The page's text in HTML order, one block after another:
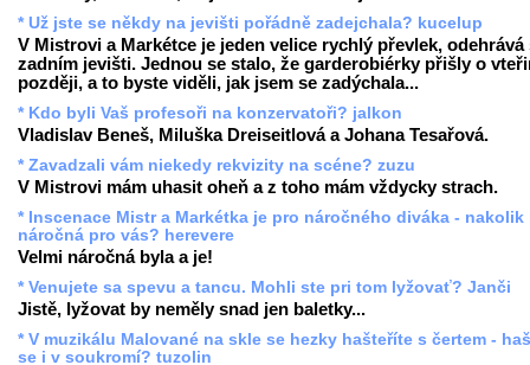
* Už jste se někdy na jevišti pořádně zadejchala? kucelup
V Mistrovi a Markétce je jeden velice rychlý převlek, odehrává
zadním jevišti. Jednou se stalo, že garderobiérky přišly o
později, a to byste viděli, jak jsem se zadýchala...
* Kdo byli Vaš profesoři na konzervatoři? jalkon
Vladislav Beneš, Miluška Dreiseitlová a Johana Tesařová.
* Zavadzali vám niekedy rekvizity na scéne? zuzu
V Mistrovi mám uhasit oheň a z toho mám vždycky strach.
* Inscenace Mistr a Markétka je pro náročného diváka - nakolik
náročná pro vás? herevere
Velmi náročná byla a je!
* Venujete sa spevu a tancu. Mohli ste pri tom lyžovať? Janči
Jistě, lyžovat by neměly snad jen baletky...
* V muzikálu Malované na skle se hezky hašteříte s čertem -
se i v soukromí? tuzolin